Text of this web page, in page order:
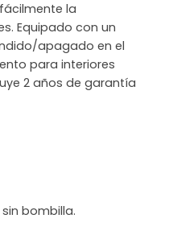
la
Equipado con un
apagado en el
para interiores
2 años de garantía
bombilla.